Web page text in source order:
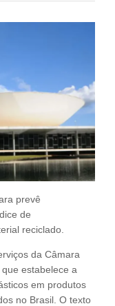
prevê
de
reciclado.
da Câmara
estabelece a
em produtos
no Brasil. O texto